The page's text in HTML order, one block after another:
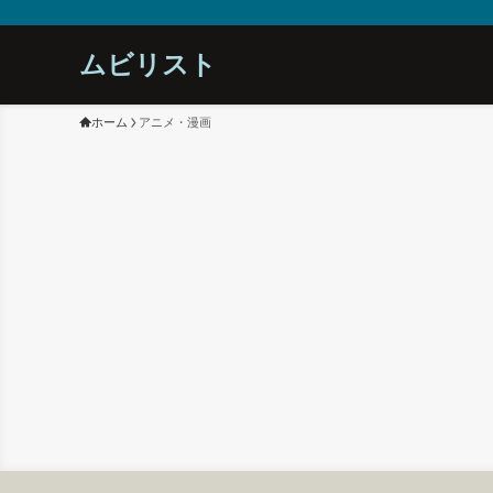
ムビリスト
ホーム アニメ・漫画